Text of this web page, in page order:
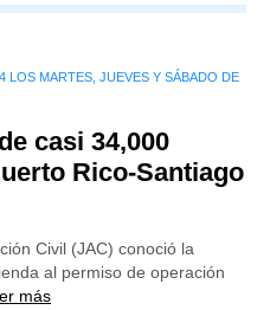
LOS MARTES, JUEVES Y SÁBADO DE
casi 34,000
Rico-Santiago
Civil (JAC) conoció la
al permiso de operación
más